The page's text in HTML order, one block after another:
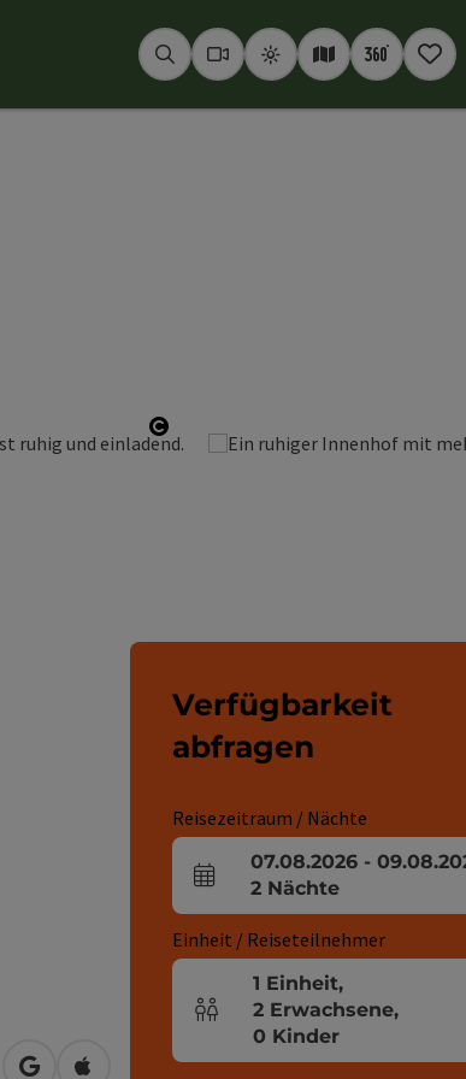
SuchenWebcams
WetterInteraktive
360°
Copyright öffnen
Verfügbarkeit
abfragen
Reisezeitraum / Nächte
An- und Abreisefelder
07.08.2026-
2 Nächte
Einheit / Reiseteilnehmer
Einheitenanzahl und
1 Einheit,
2 Erwachsene,
0 Kinder